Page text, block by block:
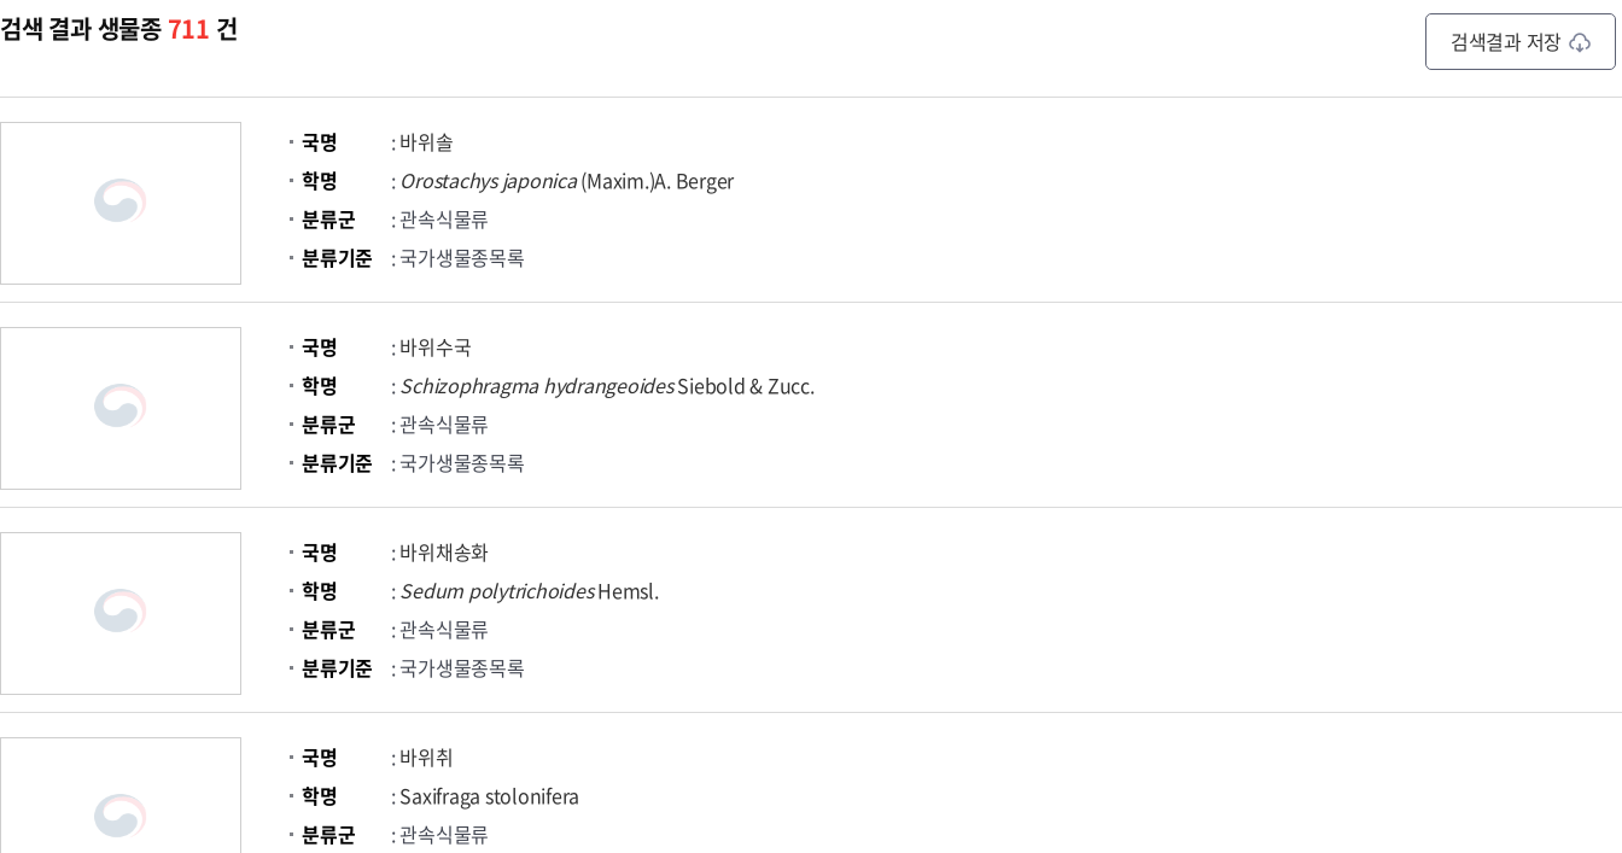
검색 결과 생물종 711 건 검색결과 저장
국명 :바위솔
학명
: Orostachys japonica(Maxim.)A. Berger
분류군
: 관속식물류
분류기준
: 국가생물종목록
국명 :바위수국
학명
:Schizophragma hydrangeoidesSiebold & Zucc.
분류군
: 관속식물류
분류기준
: 국가생물종목록
국명 :바위채송화
학명
:Sedum polytrichoidesHemsl.
분류군
: 관속식물류
분류기준
: 국가생물종목록
국명 :바위취
학명
:Saxifraga stolonifera
분류군
: 관속식물류